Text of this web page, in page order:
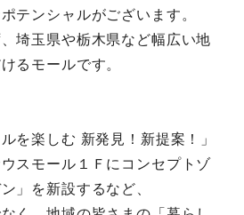
テンシャルがございます。
埼玉県や栃木県など幅広い地
るモールです。
を楽しむ 新発⾒！新提案！」
スモール１Ｆにコンセプトゾ
」を新設するなど、